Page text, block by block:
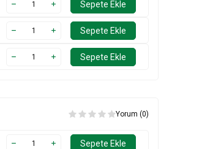
Sepete Ekle
Sepete Ekle
Sepete Ekle
Yorum (0)
Sepete Ekle